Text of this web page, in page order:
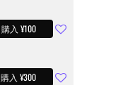
購入 ¥100
購入 ¥300